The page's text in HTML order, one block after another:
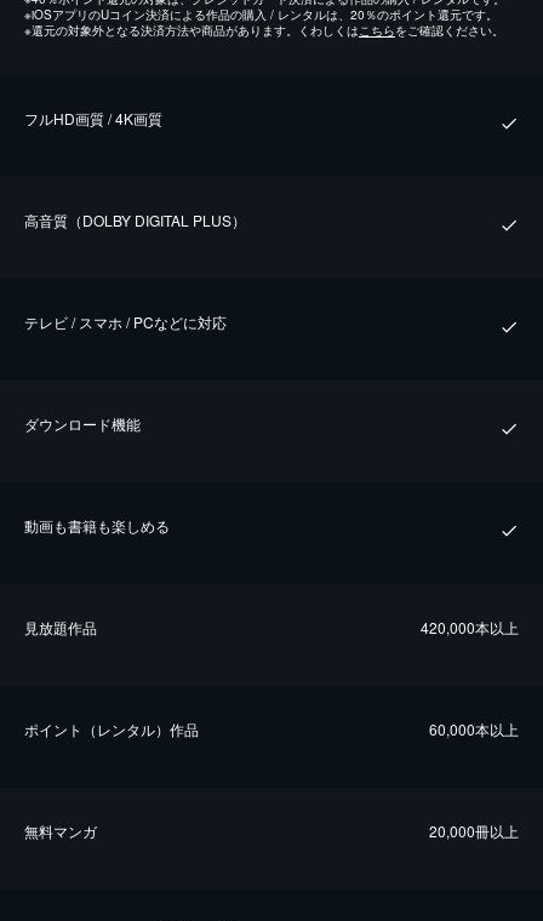
※iOSアプリのUコイン決済による作品の購入 / レンタルは、20％のポイント還元です。
※還元の対象外となる決済方法や商品があります。くわしくはこちらをご確認ください。
フルHD画質 / 4K画質
⾼⾳質（DOLBY DIGITAL PLUS）
テレビ / スマホ / PCなどに対応
ダウンロード機能
動画も書籍も楽しめる
⾒放題作品 420,000本以上
ポイント（レンタル）作品 60,000本以上
無料マンガ 20,000冊以上